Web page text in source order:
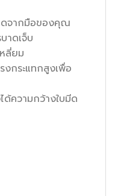
ดจากมือของคุณ
าดเจ็บ
ลี่ยม
กระแทกสูงเพื่อ
ด้ความกว้างใบมีด